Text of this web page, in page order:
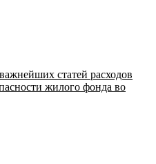
статей расходов
жилого фонда во